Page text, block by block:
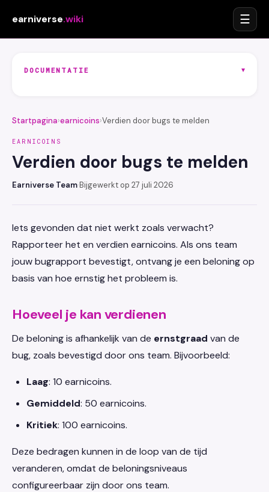
earniverse.wiki ☰
DOCUMENTATIE ▾
Startpagina›earnicoins›Verdien door bugs te melden
EARNICOINS
Verdien door bugs te melden
Earniverse Team·Bijgewerkt op 27 juli 2026
Iets gevonden dat niet werkt zoals verwacht?
Rapporteer het en verdien earnicoins. Als ons team
jouw bugrapport bevestigt, ontvang je een beloning op
basis van hoe ernstig het probleem is.
Hoeveel je kan verdienen
De beloning is afhankelijk van de ernstgraad van de
bug, zoals bevestigd door ons team. Bijvoorbeeld:
Laag: 10 earnicoins.
Gemiddeld: 50 earnicoins.
Kritiek: 100 earnicoins.
Deze bedragen kunnen in de loop van de tijd
veranderen, omdat de beloningsniveaus
configureerbaar zijn door ons team.